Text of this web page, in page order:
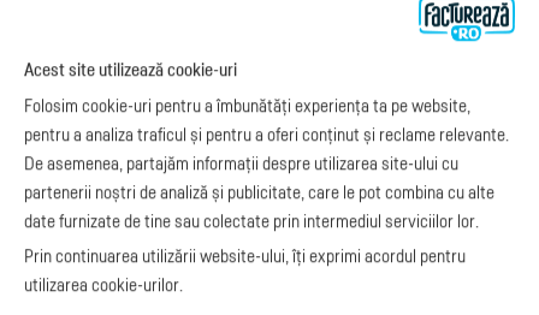
Exemple de facturi
Model factură
Manual de
facturare
Legislaţie facturi
Facturare online
blog.factureaza.ro
e-Factura B2C
API e-Factura
e-Transport
Integrare Stripe
Integrare
SmartFintech
Integrare PrestaShop
Despre noi
Acest site utilizează cookie-uri
Folosim cookie-uri pentru a îmbunătăți experiența ta pe website,
pentru a analiza traficul și pentru a oferi conținut și reclame relevante.
De asemenea, partajăm informații despre utilizarea site-ului cu
partenerii noștri de analiză și publicitate, care le pot combina cu alte
date furnizate de tine sau colectate prin intermediul serviciilor lor.
Prin continuarea utilizării website-ului, îți exprimi acordul pentru
utilizarea cookie-urilor.